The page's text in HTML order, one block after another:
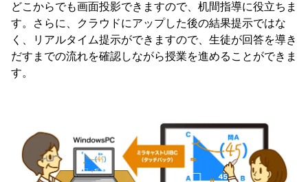
どこからでも画面投影できますので、机間指導に役立ちま
す。さらに、クラウドにアップした後の結果提示ではな
く、リアルタイム提示ができますので、生徒が回答を導き
だすまでの流れを確認しながら授業を進めることができま
す。